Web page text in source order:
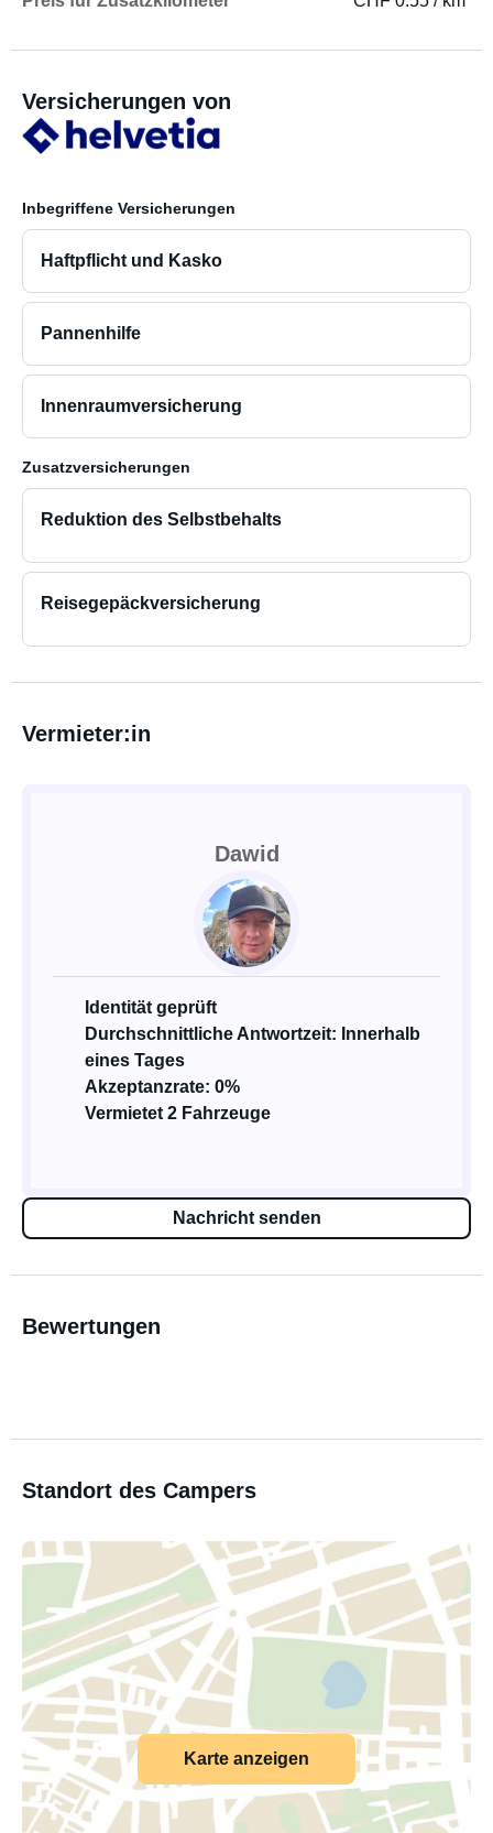
Versicherungen von
Inbegriffene Versicherungen
Haftpflicht und Kasko
Pannenhilfe
Innenraumversicherung
Zusatzversicherungen
Reduktion des Selbstbehalts
Reisegepäckversicherung
Vermieter:in
Dawid
Identität geprüft
Durchschnittliche Antwortzeit: Innerhalb
eines Tages
Akzeptanzrate: 0%
Vermietet 2 Fahrzeuge
Nachricht senden
Bewertungen
Standort des Campers
Karte anzeigen